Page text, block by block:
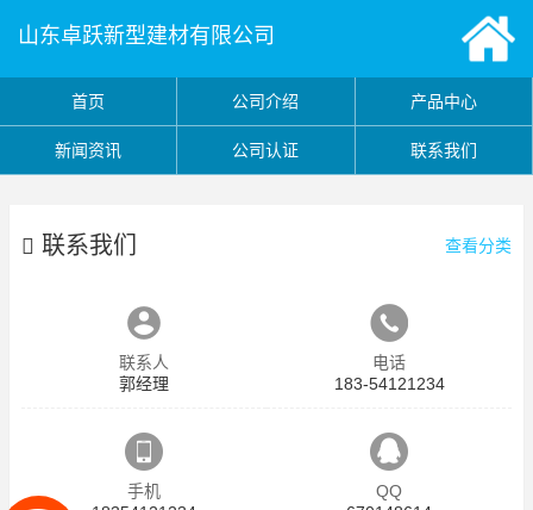
山东卓跃新型建材有限公司
首页 公司介绍 产品中心
新闻资讯 公司认证 联系我们
联系我们 查看分类
联系人
郭经理
电话
183-54121234
手机
QQ